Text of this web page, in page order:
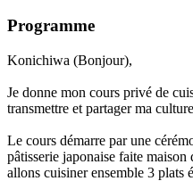
Programme
Konichiwa (Bonjour),
Je donne mon cours privé de
transmettre et partager ma
Le cours démarre par une
pâtisserie japonaise faite
allons cuisiner ensemble 3 plats